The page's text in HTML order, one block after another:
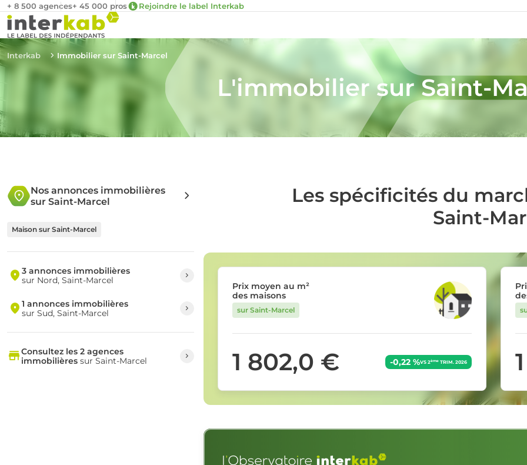
+ 8 500 agences+ 45 000 pros Rejoindre le label Interkab
Interkab Immobilier sur Saint-Marcel
L'immobilier sur Saint-
Nos annonces immobilières
sur Saint-Marcel
Maison sur Saint-Marcel
3 annonces immobilières
sur Nord, Saint-Marcel
1 annonces immobilières
sur Sud, Saint-Marcel
Consultez les 2 agences
immobilièressur Saint-Marcel
Les spécificités du
Saint-
Prix moyen au m²
des maisons
sur Saint-Marcel
1 802,0 € -0,22 %VS 2ème TRIM. 2026